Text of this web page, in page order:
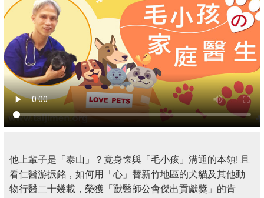
他上輩子是「泰山」？竟身懷與「毛小孩」溝通的本領! 且
看仁醫游振銘，如何用「心」替新竹地區的犬貓及其他動
物行醫二十幾載，榮獲「獸醫師公會傑出貢獻獎」的肯